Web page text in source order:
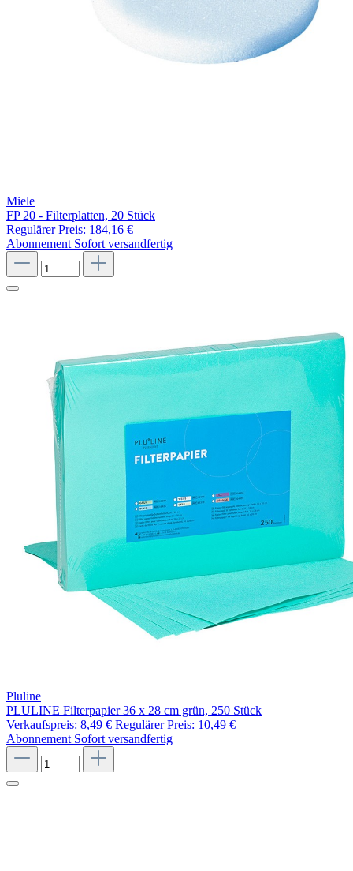
Miele
FP 20 - Filterplatten, 20 Stück
Regulärer Preis: 184,16 €
Abonnement Sofort versandfertig
Pluline
PLULINE Filterpapier 36 x 28 cm grün, 250 Stück
Verkaufspreis: 8,49 € Regulärer Preis: 10,49 €
Abonnement Sofort versandfertig